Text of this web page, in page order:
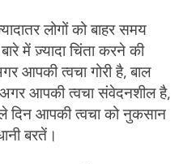
लोगों को बाहर समय
में ज़्यादा चिंता करने की
आपकी त्वचा गोरी है, बाल
आपकी त्वचा संवेदनशील है,
दिन आपकी त्वचा को नुकसान
बरतें।